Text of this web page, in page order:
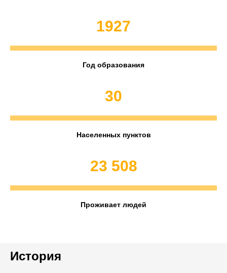
1927
Год образования
30
Населенных пунктов
23 508
Проживает людей
История